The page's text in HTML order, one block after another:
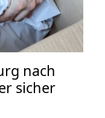
nach
sicher